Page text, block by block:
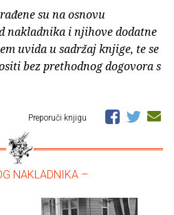
su na osnovu
nakladnika i njihove dodatne
uvida u sadržaj knjige, te se
bez prethodnog dogovora s
Preporuči knjigu
NAKLADNIKA –